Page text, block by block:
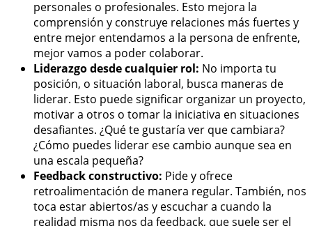
personales o profesionales. Esto mejora la
comprensión y construye relaciones más fuertes y
entre mejor entendamos a la persona de enfrente,
mejor vamos a poder colaborar.
Liderazgo desde cualquier rol: No importa tu
posición, o situación laboral, busca maneras de
liderar. Esto puede significar organizar un proyecto,
motivar a otros o tomar la iniciativa en situaciones
desafiantes. ¿Qué te gustaría ver que cambiara?
¿Cómo puedes liderar ese cambio aunque sea en
una escala pequeña?
Feedback constructivo: Pide y ofrece
retroalimentación de manera regular. También, nos
toca estar abiertos/as y escuchar a cuando la
realidad misma nos da feedback, que suele ser el